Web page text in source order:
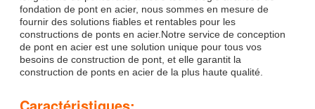
fondation de pont en acier, nous sommes en mesure de
fournir des solutions fiables et rentables pour les
constructions de ponts en acier.Notre service de conception
de pont en acier est une solution unique pour tous vos
besoins de construction de pont, et elle garantit la
construction de ponts en acier de la plus haute qualité.